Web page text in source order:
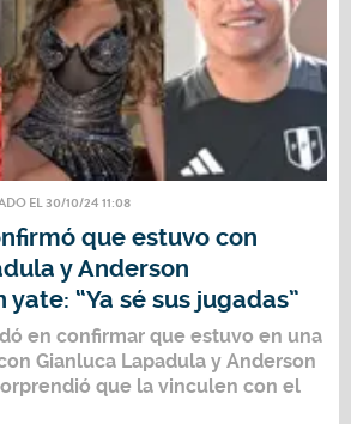
EL 30/10/24 11:08
que estuvo con
y Anderson
“Ya sé sus jugadas”
en confirmar que estuvo en una
Gianluca Lapadula y Anderson
que la vinculen con el